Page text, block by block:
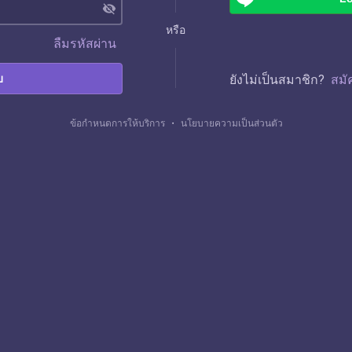
visibility_off
ลืมรหัสผ่าน
หรือ
ยังไม่เป็นสมาชิก? สมั
ข้อกำหนดการให้บริการ ・ นโยบายความเป็นส่วนตัว